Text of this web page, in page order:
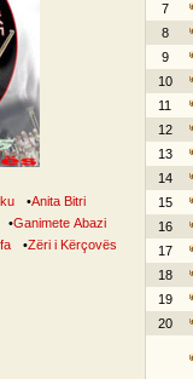
•Anita Bitri
•Ganimete Abazi
•Zëri i Kërçovës
7
8
9
10
11
12
13
14
15
16
17
18
19
20